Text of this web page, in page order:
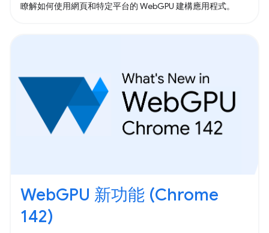
瞭解如何使用網頁和特定平台的 WebGPU 建構應用程式。
WebGPU 新功能 (Chrome
142)